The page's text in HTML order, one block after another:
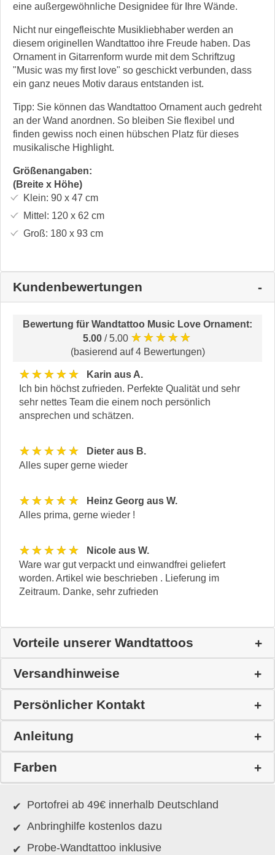
eine außergewöhnliche Designidee für Ihre Wände.
Nicht nur eingefleischte Musikliebhaber werden an
diesem originellen Wandtattoo ihre Freude haben. Das
Ornament in Gitarrenform wurde mit dem Schriftzug
"Music was my first love" so geschickt verbunden, dass
ein ganz neues Motiv daraus entstanden ist.
Tipp: Sie können das Wandtattoo Ornament auch gedreht
an der Wand anordnen. So bleiben Sie flexibel und
finden gewiss noch einen hübschen Platz für dieses
musikalische Highlight.
Größenangaben:
(Breite x Höhe)
Klein: 90 x 47 cm
Mittel: 120 x 62 cm
Groß: 180 x 93cm
Kundenbewertungen
Bewertung für Wandtattoo Music Love Ornament:
5.00 / 5.00 ★★★★★
(basierend auf 4 Bewertungen)
★★★★★
Karin aus A.
Ich bin höchst zufrieden. Perfekte Qualität und sehr
sehr nettes Team die einem noch persönlich
ansprechen und schätzen.
★★★★★
Dieter aus B.
Alles super gerne wieder
★★★★★
Heinz Georg aus W.
Alles prima, gerne wieder !
★★★★★
Nicole aus W.
Ware war gut verpackt und einwandfrei geliefert
worden. Artikel wie beschrieben . Lieferung im
Zeitraum. Danke, sehr zufrieden
Vorteile unserer Wandtattoos
Versandhinweise
Persönlicher Kontakt
Anleitung
Farben
Portofrei ab 49€ innerhalb Deutschland
Anbringhilfe kostenlos dazu
Probe-Wandtattoo inklusive